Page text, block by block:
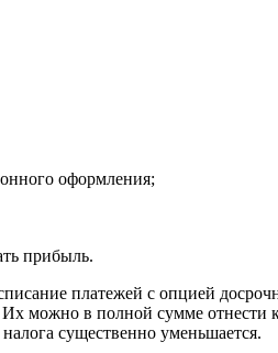
оформления;
прибыль.
платежей с опцией
в полной сумме отнести
существенно уменьшается.